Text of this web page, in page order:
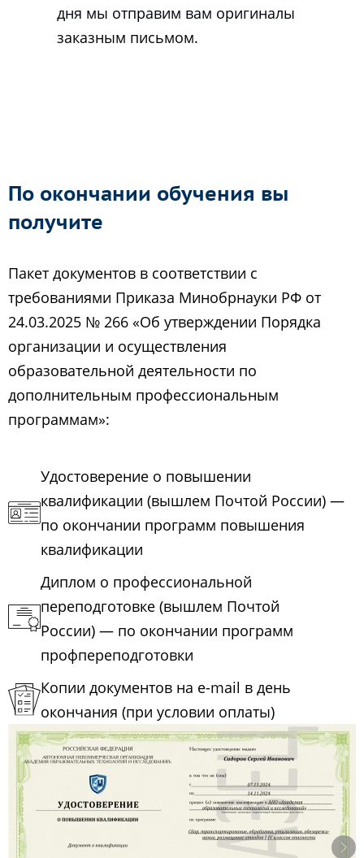
дня мы отправим вам оригиналы
заказным письмом.
По окончании обучения вы
получите
Пакет документов в соответствии с
требованиями Приказа Минобрнауки РФ от
24.03.2025 № 266 «Об утверждении Порядка
организации и осуществления
образовательной деятельности по
дополнительным профессиональным
программам»:
Удостоверение о повышении
квалификации (вышлем Почтой России) —
по окончании программ повышения
квалификации
Диплом о профессиональной
переподготовке (вышлем Почтой
России) — по окончании программ
профпереподготовки
Копии документов на e-mail в день
окончания (при условии оплаты)